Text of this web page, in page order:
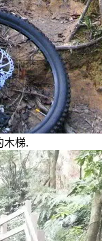
木梯.